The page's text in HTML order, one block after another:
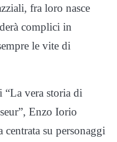
fra loro nasce
complici in
le vite di
“La vera storia di
Enzo Iorio
su personaggi